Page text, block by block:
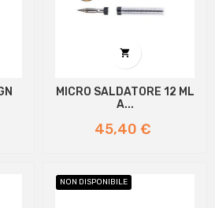

MICRO SALDATORE 12 ML
A...
Prezzo
45,40 €
NON DISPONIBILE